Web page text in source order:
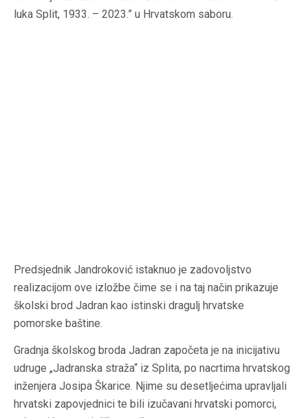
luka Split, 1933. – 2023.” u Hrvatskom saboru.
Predsjednik Jandroković istaknuo je zadovoljstvo
realizacijom ove izložbe čime se i na taj način prikazuje
školski brod Jadran kao istinski dragulj hrvatske
pomorske baštine.
Gradnja školskog broda Jadran započeta je na inicijativu
udruge „Jadranska straža“ iz Splita, po nacrtima hrvatskog
inženjera Josipa Škarice. Njime su desetljećima upravljali
hrvatski zapovjednici te bili izučavani hrvatski pomorci,